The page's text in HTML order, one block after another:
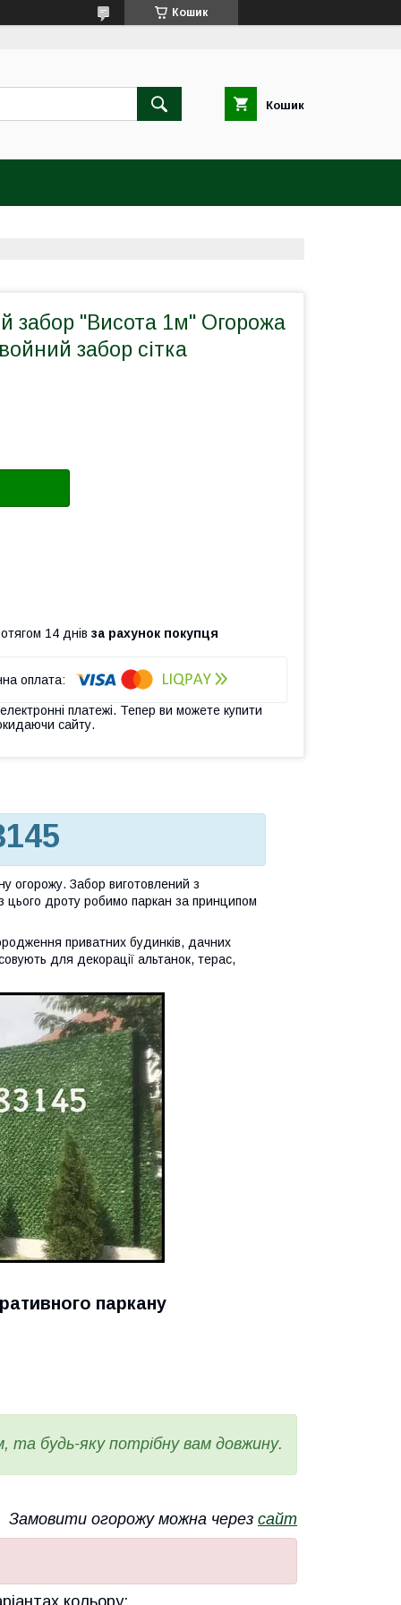
Кошик
Кошик
забор "Висота 1м" Огорожа
забор сітка
14 днів за рахунок покупця
платежі. Тепер ви можете купити
сайту.
огорожу. Забор виготовлений з
цього дроту робимо паркан за принципом
приватних будинків, дачних
для декорації альтанок, терас,
паркану
будь-яку потрібну вам довжину.
Замовити огорожу можна через сайт